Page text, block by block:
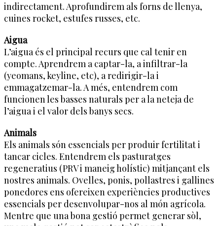
indirectament. Aprofundirem als forns de llenya,
cuines rocket, estufes russes, etc.
Aigua
L’aigua és el principal recurs que cal tenir en
compte. Aprendrem a captar-la, a infiltrar-la
(yeomans, keyline, etc), a redirigir-la i
emmagatzemar-la. A més, entendrem com
funcionen les basses naturals per a la neteja de
l’aigua i el valor dels banys secs.
Animals
Els animals són essencials per produir fertilitat i
tancar cicles. Entendrem els pasturatges
regeneratius (PRV i maneig holístic) mitjançant els
nostres animals. Ovelles, ponis, pollastres i gallines
ponedores ens ofereixen experiències productives
essencials per desenvolupar-nos al món agrícola.
Mentre que una bona gestió permet generar sòl,